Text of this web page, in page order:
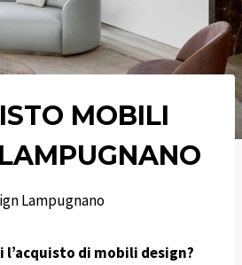
MOBILI
LAMPUGNANO
Lampugnano
l’acquisto di mobili design?